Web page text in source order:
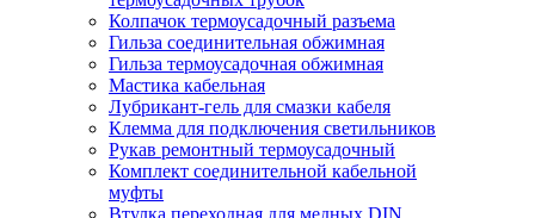
Колпачок термоусадочный разъема
Гильза соединительная обжимная
Гильза термоусадочная обжимная
Мастика кабельная
Лубрикант-гель для смазки кабеля
Клемма для подключения светильников
Рукав ремонтный термоусадочный
Комплект соединительной кабельной
муфты
Втулка переходная для медных DIN